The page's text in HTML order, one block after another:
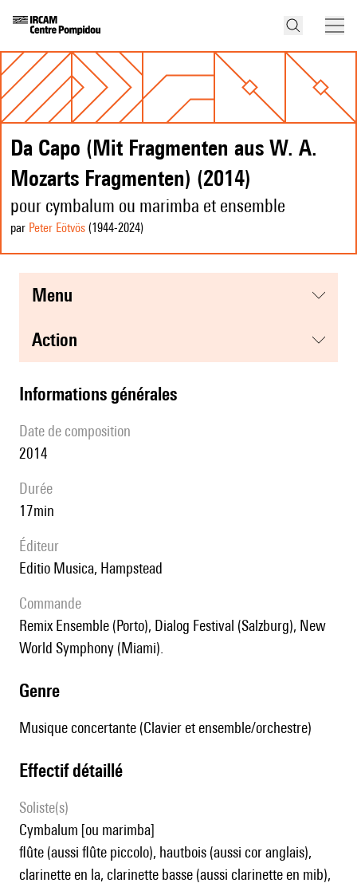
Da Capo (Mit Fragmenten aus W. A.
Mozarts Fragmenten) (2014)
pour cymbalum ou marimba et ensemble
par Peter Eötvös (1944-2024)
menu
action
informations générales
date de composition
2014
durée
17min
éditeur
Editio Musica, Hampstead
Commande
Remix Ensemble (Porto), Dialog Festival (Salzburg), New
World Symphony (Miami).
genre
Musique concertante (Clavier et ensemble/orchestre)
effectif détaillé
Soliste(s)
cymbalum [ou marimba]
flûte (aussi flûte piccolo), hautbois (aussi cor anglais),
clarinette en la, clarinette basse (aussi clarinette en mib),